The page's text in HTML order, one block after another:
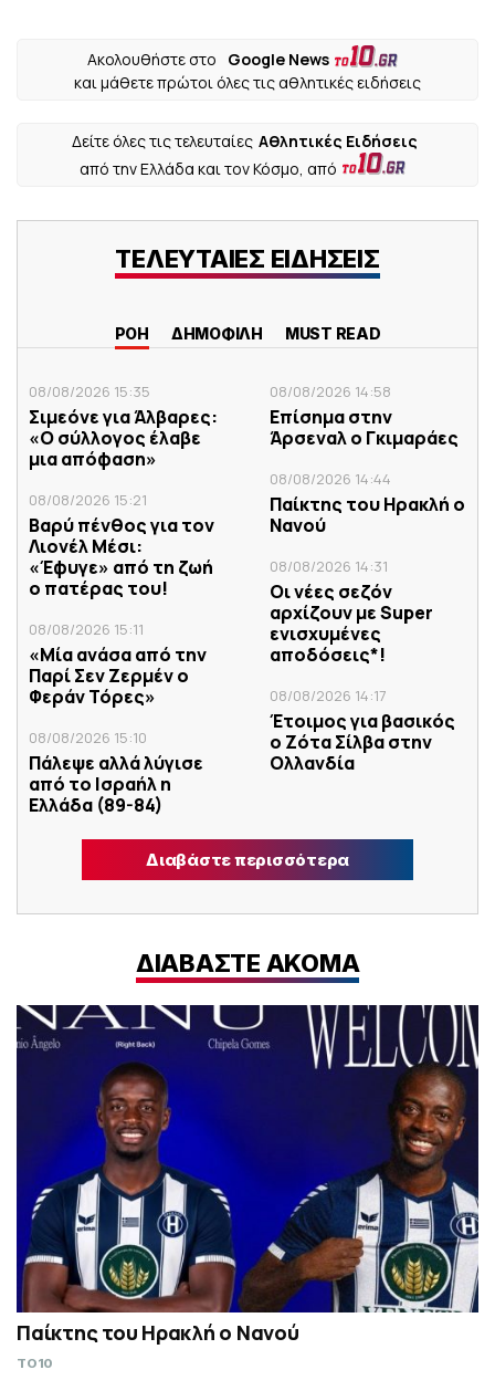
Ακολουθήστε στο
Google News
και μάθετε πρώτοι όλες τις αθλητικές ειδήσεις
Δείτε όλες τις τελευταίες Αθλητικές Ειδήσεις
από την Ελλάδα και τον Κόσμο, από
ΤΕΛΕΥΤΑΙΕΣ ΕΙΔΗΣΕΙΣ
ΡΟΗ ΔΗΜΟΦΙΛΗ MUST READ
08/08/2026 15:35
Σιμεόνε για Άλβαρες:
«Ο σύλλογος έλαβε
μια απόφαση»
08/08/2026 15:21
Βαρύ πένθος για τον
Λιονέλ Μέσι:
«Έφυγε» από τη ζωή
ο πατέρας του!
08/08/2026 15:11
«Μία ανάσα από την
Παρί Σεν Ζερμέν ο
Φεράν Τόρες»
08/08/2026 15:10
Πάλεψε αλλά λύγισε
από το Ισραήλ η
Ελλάδα (89-84)
08/08/2026 14:58
Επίσημα στην
Άρσεναλ ο Γκιμαράες
08/08/2026 14:44
Παίκτης του Ηρακλή ο
Νανού
08/08/2026 14:31
Οι νέες σεζόν
αρχίζουν με Super
ενισχυμένες
αποδόσεις*!
08/08/2026 14:17
Έτοιμος για βασικός
ο Ζότα Σίλβα στην
Ολλανδία
Διαβάστε περισσότερα
ΔΙΑΒΑΣΤΕ ΑΚΟΜΑ
Παίκτης του Ηρακλή ο Νανού
TO10